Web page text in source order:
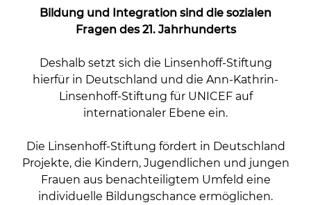
Bildung und Integration sind die sozialen
Fragen des 21. Jahrhunderts
Deshalb setzt sich die Linsenhoff-Stiftung
hierfür in Deutschland und die Ann-Kathrin-
Linsenhoff-Stiftung für UNICEF auf
internationaler Ebene ein.
Die Linsenhoff-Stiftung fördert in Deutschland
Projekte, die Kindern, Jugendlichen und jungen
Frauen aus benachteiligtem Umfeld eine
individuelle Bildungschance ermöglichen.